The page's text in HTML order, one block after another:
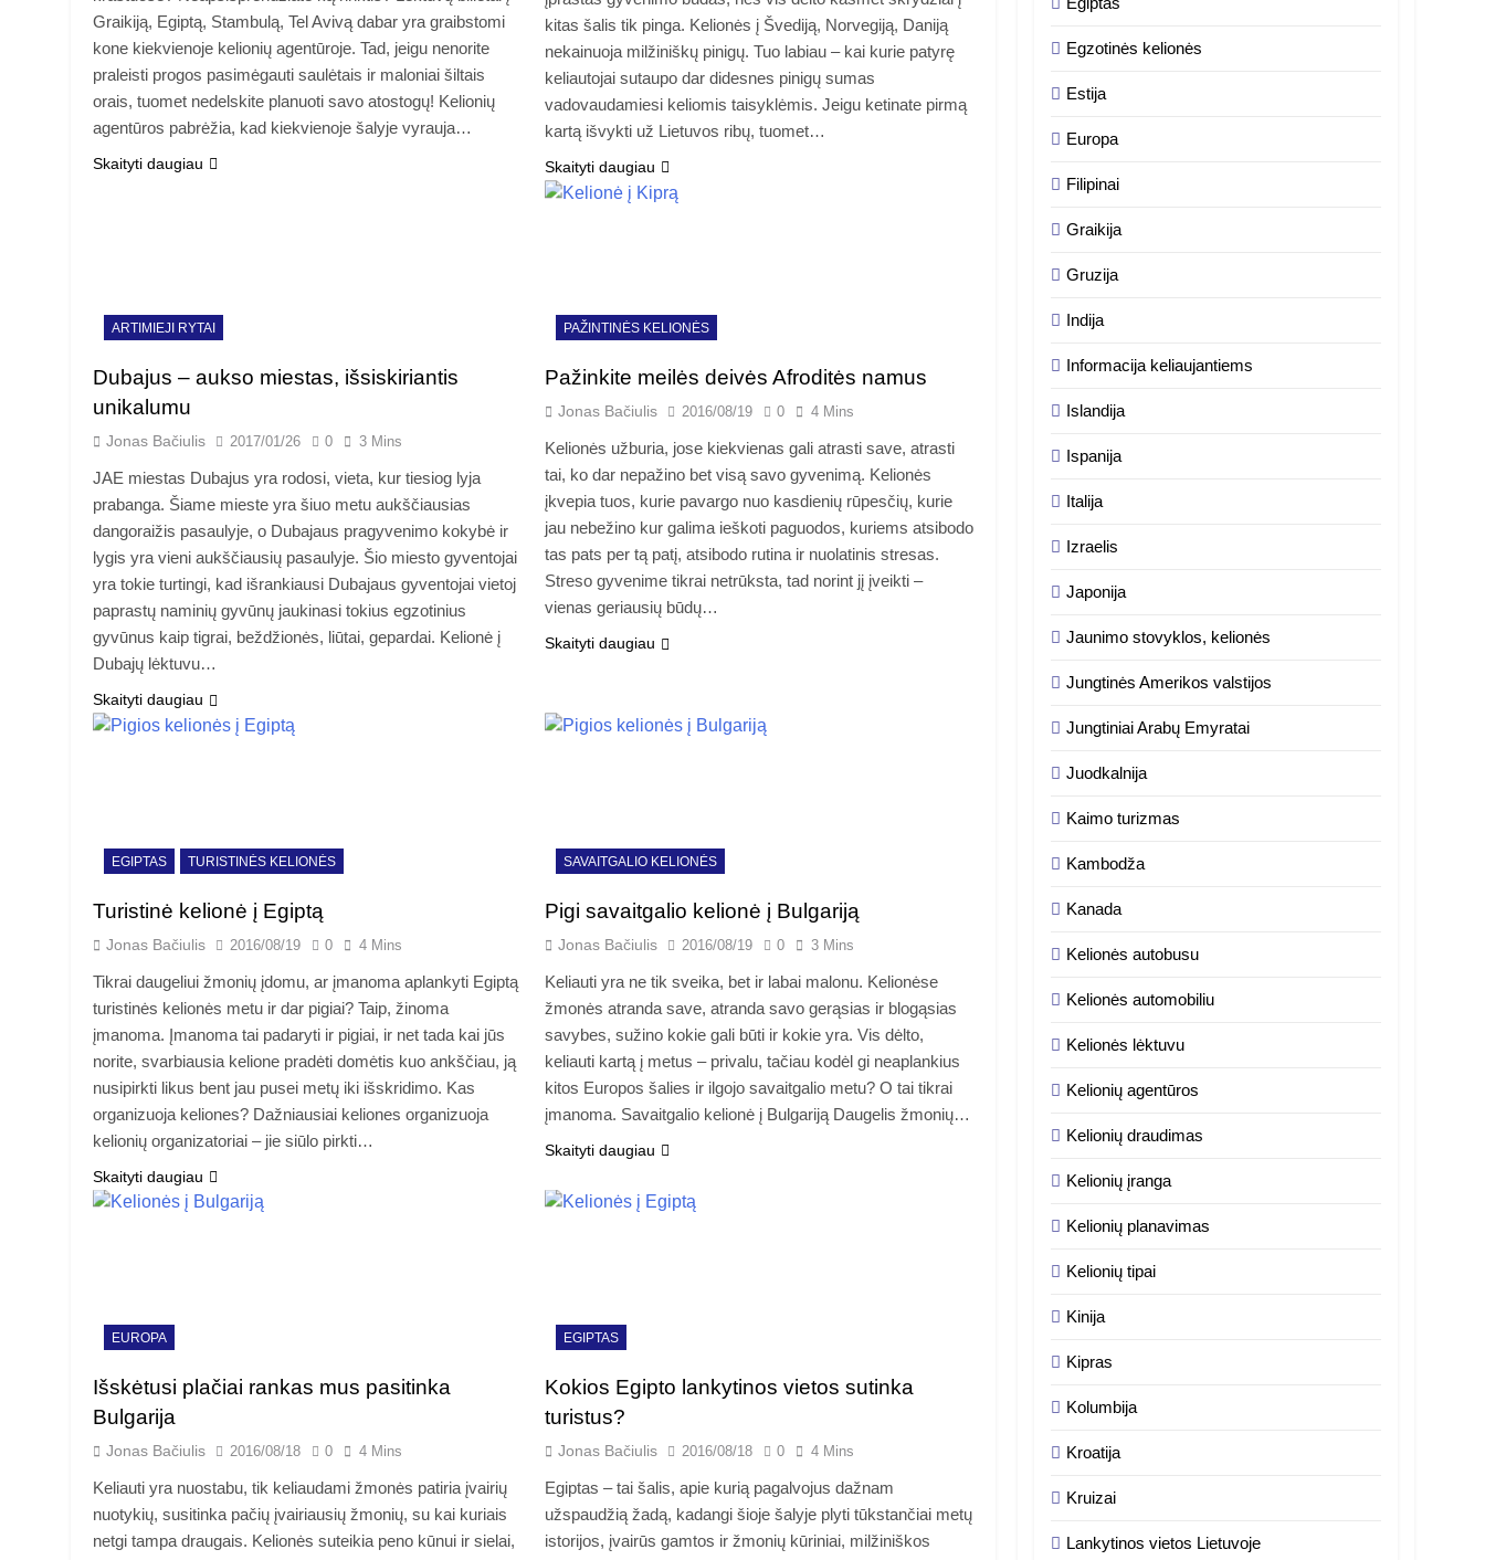
Graikiją, Egiptą, Stambulą, Tel Avivą dabar yra graibstomi
kone kiekvienoje kelionių agentūroje. Tad, jeigu nenorite
praleisti progos pasimėgauti saulėtais ir maloniai šiltais
orais, tuomet nedelskite planuoti savo atostogų! Kelionių
agentūros pabrėžia, kad kiekvienoje šalyje vyrauja…
Skaityti daugiau
kitas šalis tik pinga. Kelionės į Švediją, Norvegiją, Daniją
nekainuoja milžiniškų pinigų. Tuo labiau – kai kurie patyrę
keliautojai sutaupo dar didesnes pinigų sumas
vadovaudamiesi keliomis taisyklėmis. Jeigu ketinate pirmą
kartą išvykti už Lietuvos ribų, tuomet…
Skaityti daugiau
ARTIMIEJI RYTAI
Dubajus – aukso miestas, išsiskiriantis
unikalumu
Jonas Bačiulis 2017/01/26 0 3 Mins
JAE miestas Dubajus yra rodosi, vieta, kur tiesiog lyja
prabanga. Šiame mieste yra šiuo metu aukščiausias
dangoraižis pasaulyje, o Dubajaus pragyvenimo kokybė ir
lygis yra vieni aukščiausių pasaulyje. Šio miesto gyventojai
yra tokie turtingi, kad išrankiausi Dubajaus gyventojai vietoj
paprastų naminių gyvūnų jaukinasi tokius egzotinius
gyvūnus kaip tigrai, beždžionės, liūtai, gepardai. Kelionė į
Dubajų lėktuvu…
Skaityti daugiau
PAŽINTINĖS KELIONĖS
Pažinkite meilės deivės Afroditės namus
Jonas Bačiulis 2016/08/19 0 4 Mins
Kelionės užburia, jose kiekvienas gali atrasti save, atrasti
tai, ko dar nepažino bet visą savo gyvenimą. Kelionės
įkvepia tuos, kurie pavargo nuo kasdienių rūpesčių, kurie
jau nebežino kur galima ieškoti paguodos, kuriems atsibodo
tas pats per tą patį, atsibodo rutina ir nuolatinis stresas.
Streso gyvenime tikrai netrūksta, tad norint jį įveikti –
vienas geriausių būdų…
Skaityti daugiau
EGIPTAS TURISTINĖS KELIONĖS
Turistinė kelionė į Egiptą
Jonas Bačiulis 2016/08/19 0 4 Mins
Tikrai daugeliui žmonių įdomu, ar įmanoma aplankyti Egiptą
turistinės kelionės metu ir dar pigiai? Taip, žinoma
įmanoma. Įmanoma tai padaryti ir pigiai, ir net tada kai jūs
norite, svarbiausia kelione pradėti domėtis kuo ankščiau, ją
nusipirkti likus bent jau pusei metų iki išskridimo. Kas
organizuoja keliones? Dažniausiai keliones organizuoja
kelionių organizatoriai – jie siūlo pirkti…
Skaityti daugiau
SAVAITGALIO KELIONĖS
Pigi savaitgalio kelionė į Bulgariją
Jonas Bačiulis 2016/08/19 0 3 Mins
Keliauti yra ne tik sveika, bet ir labai malonu. Kelionėse
žmonės atranda save, atranda savo gerąsias ir blogąsias
savybes, sužino kokie gali būti ir kokie yra. Vis dėlto,
keliauti kartą į metus – privalu, tačiau kodėl gi neaplankius
kitos Europos šalies ir ilgojo savaitgalio metu? O tai tikrai
įmanoma. Savaitgalio kelionė į Bulgariją Daugelis žmonių…
Skaityti daugiau
EUROPA
Išskėtusi plačiai rankas mus pasitinka
Bulgarija
Jonas Bačiulis 2016/08/18 0 4 Mins
Keliauti yra nuostabu, tik keliaudami žmonės patiria įvairių
nuotykių, susitinka pačių įvairiausių žmonių, su kai kuriais
netgi tampa draugais. Kelionės suteikia peno kūnui ir sielai,
EGIPTAS
Kokios Egipto lankytinos vietos sutinka
turistus?
Jonas Bačiulis 2016/08/18 0 4 Mins
Egiptas – tai šalis, apie kurią pagalvojus dažnam
užspaudžią žadą, kadangi šioje šalyje plyti tūkstančiai metų
istorijos, įvairūs gamtos ir žmonių kūriniai, milžiniškos
Egzotinės kelionės
Estija
Europa
Filipinai
Graikija
Gruzija
Indija
Informacija keliaujantiems
Islandija
Ispanija
Italija
Izraelis
Japonija
Jaunimo stovyklos, kelionės
Jungtinės Amerikos valstijos
Jungtiniai Arabų Emyratai
Juodkalnija
Kaimo turizmas
Kambodža
Kanada
Kelionės autobusu
Kelionės automobiliu
Kelionės lėktuvu
Kelionių agentūros
Kelionių draudimas
Kelionių įranga
Kelionių planavimas
Kelionių tipai
Kinija
Kipras
Kolumbija
Kroatija
Kruizai
Lankytinos vietos Lietuvoje